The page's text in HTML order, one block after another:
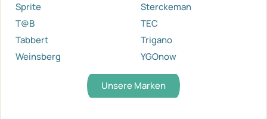
Sprite
Sterckeman
T@B
TEC
Tabbert
Trigano
Weinsberg
YGOnow
Unsere Marken